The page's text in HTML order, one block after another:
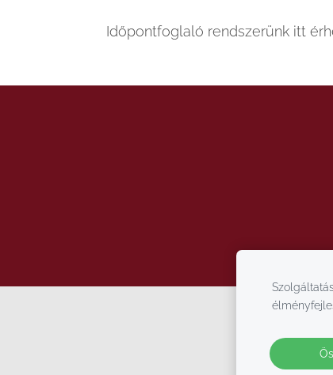
Időpontfoglaló rendszerünk itt